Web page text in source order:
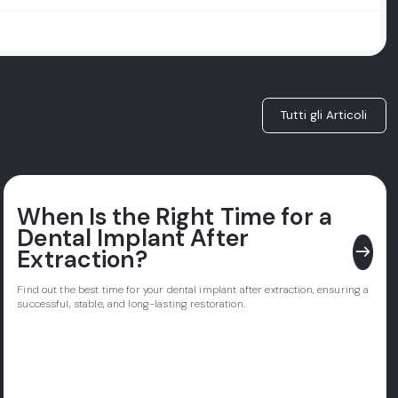
Tutti gli Articoli
When Is the Right Time for a
Dental Implant After
Extraction? east
Find out the best time for your dental implant after extraction, ensuring a
successful, stable, and long-lasting restoration.